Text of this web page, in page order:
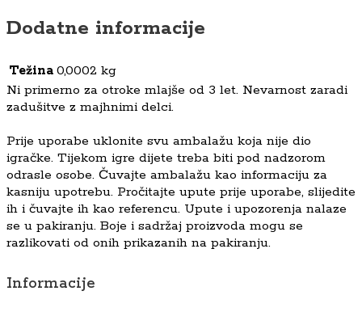
Dodatne informacije
Težina0,0002 kg
Ni primerno za otroke mlajše od 3 let. Nevarnost zaradi
zadušitve z majhnimi delci.
Prije uporabe uklonite svu ambalažu koja nije dio
igračke. Tijekom igre dijete treba biti pod nadzorom
odrasle osobe. Čuvajte ambalažu kao informaciju za
kasniju upotrebu. Pročitajte upute prije uporabe, slijedite
ih i čuvajte ih kao referencu. Upute i upozorenja nalaze
se u pakiranju. Boje i sadržaj proizvoda mogu se
razlikovati od onih prikazanih na pakiranju.
Informacije